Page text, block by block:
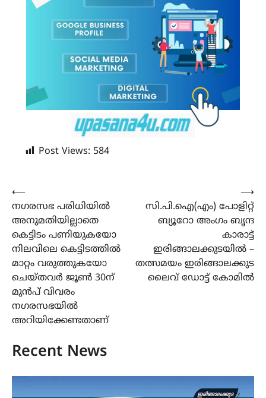
Post Views: 584
Post
navigation
⟵
നഗരസഭ പരിധിയിൽ
അനുമതിയില്ലാതെ
കെട്ടിടം പണിയുകയോ
നിലവിലെ കെട്ടിടത്തിൽ
മാറ്റം വരുത്തുകയോ
ചെയ്തവർ ജൂൺ 30ന്
മുൻപ് വിവരം
നഗരസഭയിൽ
അറിയിക്കേണ്ടതാണ്
സി.പി.ഐ(എം) പോളിറ്റ്
ബ്യൂറോ അംഗം ബൃന്ദ
കാരാട്ട്
ഇരിങ്ങാലക്കുടയിൽ –
തത്സമയം ഇരിങ്ങാലക്കുട
ലൈവ് ഡോട്ട് കോമിൽ
⟶
Recent News